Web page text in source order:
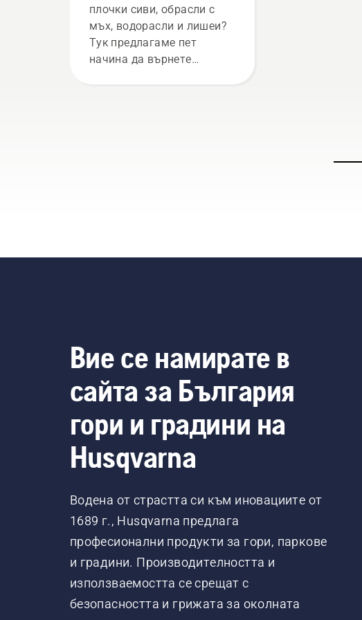
плочки сиви, обрасли с
мъх, водорасли и лишеи?
Тук предлагаме пет
начина да върнете
Вие се намирате в
сайта за България
гори и градини на
Husqvarna
Водена от страстта си към иновациите от
1689 г., Husqvarna предлага
професионални продукти за гори, паркове
и градини. Производителността и
използваемостта се срещат с
безопасността и грижата за околната